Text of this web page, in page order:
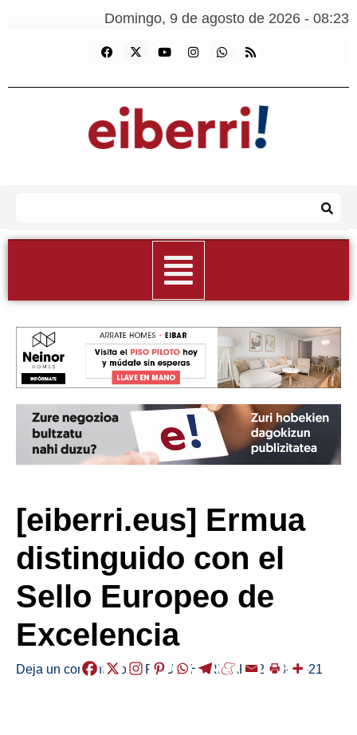
Domingo, 9 de agosto de 2026 - 08:23
[eiberri.eus] Ermua
distinguido con el
Sello Europeo de
Excelencia
Deja un comentario /ERMUA, HERRIAK/2018-03-21